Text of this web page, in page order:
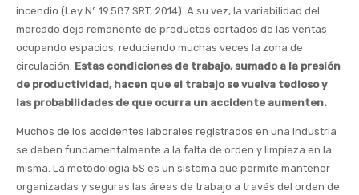
incendio (Ley Nº 19.587 SRT, 2014). A su vez, la variabilidad del
mercado deja remanente de productos cortados de las ventas
ocupando espacios, reduciendo muchas veces la zona de
circulación. Estas condiciones de trabajo, sumado a la presión
de productividad, hacen que el trabajo se vuelva tedioso y
las probabilidades de que ocurra un accidente aumenten.
Muchos de los accidentes laborales registrados en una industria
se deben fundamentalmente a la falta de orden y limpieza en la
misma. La metodología 5S es un sistema que permite mantener
organizadas y seguras las áreas de trabajo a través del orden de